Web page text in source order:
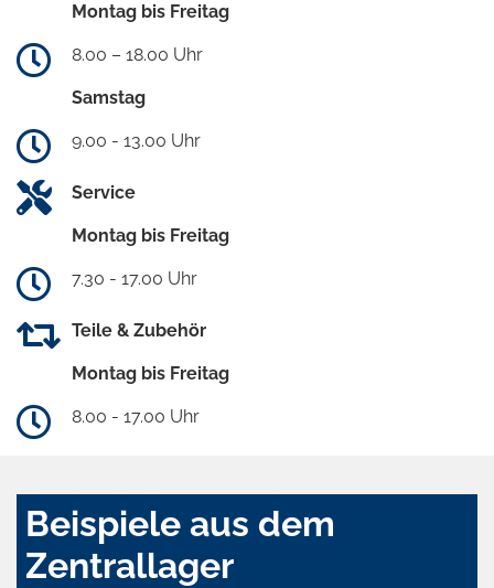
Montag bis Freitag
8.00 – 18.00 Uhr
Samstag
9.00 - 13.00 Uhr
Service
Montag bis Freitag
7.30 - 17.00 Uhr
Teile & Zubehör
Montag bis Freitag
8.00 - 17.00 Uhr
Beispiele aus dem
Zentrallager